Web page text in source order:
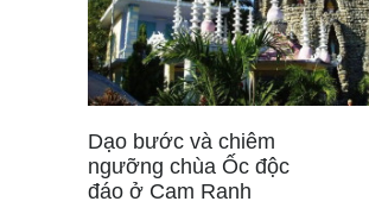
Dạo bước và chiêm
ngưỡng chùa Ốc độc
đáo ở Cam Ranh